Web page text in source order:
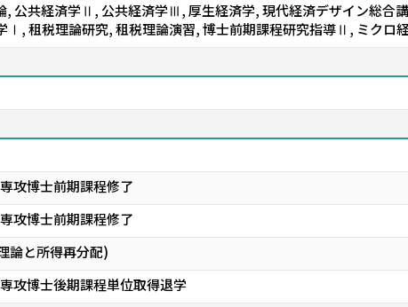
, 公共経済学Ⅱ, 公共経済学Ⅲ, 厚生経済学, 現代経済デザイン総合
租税理論研究, 租税理論演習, 博士前期課程研究指導Ⅱ, ミクロ
攻博士前期課程修了
攻博士前期課程修了
論と所得再分配)
攻博士後期課程単位取得退学